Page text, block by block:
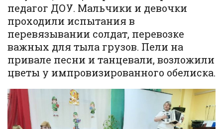
педагог ДОУ. Мальчики и девочки
проходили испытания в
перевязывании солдат, перевозке
важных для тыла грузов. Пели на
привале песни и танцевали, возложили
цветы у импровизированного обелиска.